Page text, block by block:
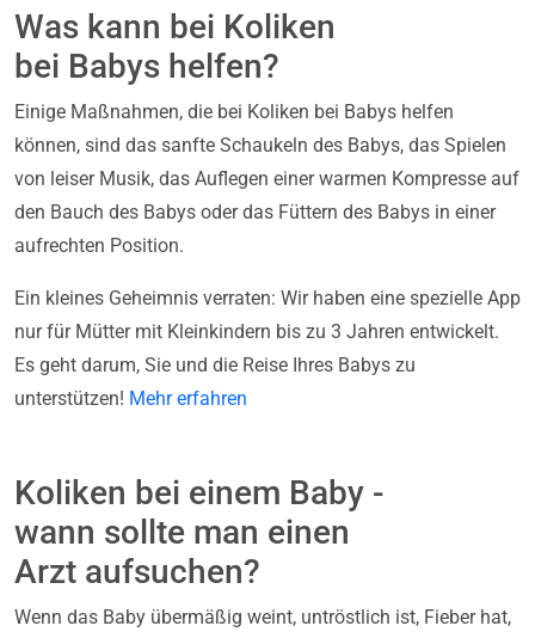
Was kann bei Koliken
bei Babys helfen?
Einige Maßnahmen, die bei Koliken bei Babys helfen
können, sind das sanfte Schaukeln des Babys, das Spielen
von leiser Musik, das Auflegen einer warmen Kompresse auf
den Bauch des Babys oder das Füttern des Babys in einer
aufrechten Position.
Ein kleines Geheimnis verraten: Wir haben eine spezielle App
nur für Mütter mit Kleinkindern bis zu 3 Jahren entwickelt.
Es geht darum, Sie und die Reise Ihres Babys zu
unterstützen! Mehr erfahren
Koliken bei einem Baby -
wann sollte man einen
Arzt aufsuchen?
Wenn das Baby übermäßig weint, untröstlich ist, Fieber hat,